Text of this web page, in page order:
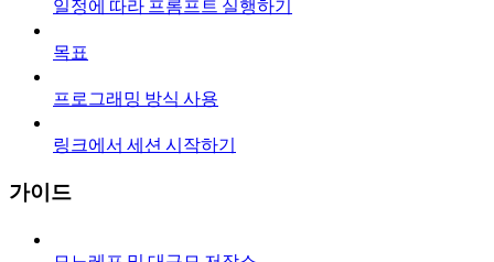
일정에 따라 프롬프트 실행하기
목표
프로그래밍 방식 사용
링크에서 세션 시작하기
가이드